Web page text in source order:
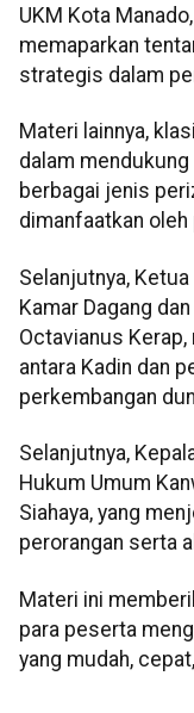
UKM Kota
memaparkan
strategis dalam
Materi lainnya,
dalam
berbagai jenis
dimanfaatkan oleh
Selanjutnya,
Kamar Dagang
Octavianus
antara Kadin dan
perkembangan
Selanjutnya,
Hukum Umum
Siahaya, yang
perorangan serta
Materi ini
para peserta
yang mudah,